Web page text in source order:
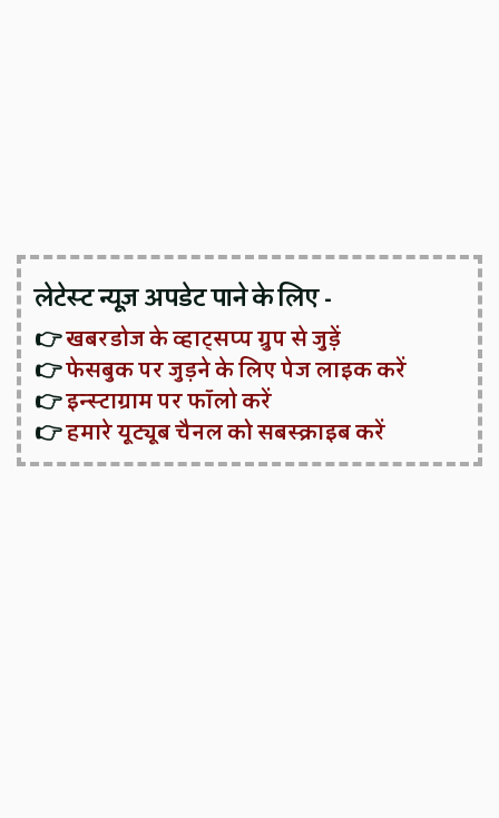
लेटेस्ट न्यूज़ अपडेट पाने के लिए -
👉खबरडोज के व्हाट्सप्प ग्रुप से जुड़ें
👉फेसबुक पर जुड़ने के लिए पेज लाइक करें
👉इन्स्टाग्राम पर फॉलो करें
👉हमारे यूट्यूब चैनल को सबस्क्राइब करें